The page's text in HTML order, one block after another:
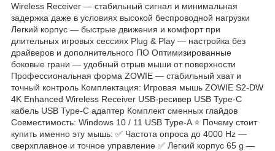
Wireless Receiver — стабильный сигнал и минимальная
задержка даже в условиях высокой беспроводной нагрузки
Легкий корпус — быстрые движения и комфорт при
длительных игровых сессиях Plug & Play — настройка без
драйверов и дополнительного ПО Оптимизированные
боковые грани — удобный отрыв мыши от поверхности
Профессиональная форма ZOWIE — стабильный хват и
точный контроль Комплектация: Игровая мышь ZOWIE S2-DW
4K Enhanced Wireless Receiver USB-ресивер USB Type-C
кабель USB Type-C адаптер Комплект сменных глайдов
Совместимость: Windows 10 / 11 USB Type-A ⭐ Почему стоит
купить именно эту мышь: ✅ Частота опроса до 4000 Hz —
сверхплавное и точное управление ✅ Легкий корпус 65 g —